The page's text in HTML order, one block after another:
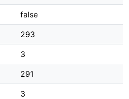
false
293
3
291
3